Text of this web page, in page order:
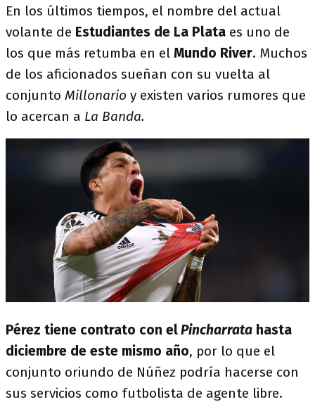
En los últimos tiempos, el nombre del actual
volante de Estudiantes de La Plata es uno de
los que más retumba en el Mundo River. Muchos
de los aficionados sueñan con su vuelta al
conjunto Millonario y existen varios rumores que
lo acercan a La Banda.
Pérez tiene contrato con elPincharrata hasta
diciembre de este mismo año, por lo que el
conjunto oriundo de Núñez podría hacerse con
sus servicios como futbolista de agente libre.